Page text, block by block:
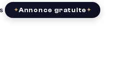
Annonce gratuite